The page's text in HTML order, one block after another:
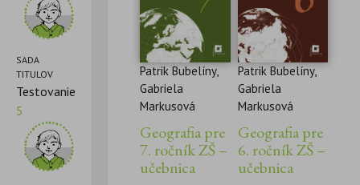
SADA
TITULOV
Testovanie
5
Patrik Bubelíny,
Gabriela
Markusová
Geografia pre
7. ročník ZŠ –
učebnica
Patrik Bubelíny,
Gabriela
Markusová
Geografia pre
6. ročník ZŠ –
učebnica